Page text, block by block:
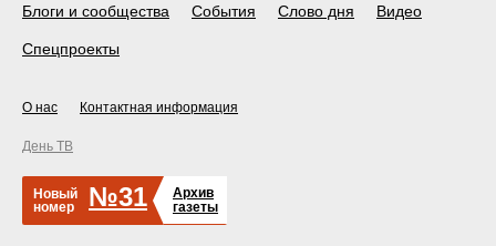
Блоги и сообщества События Слово дня Видео
Спецпроекты
О нас Контактная информация
День ТВ
Новый
номер
№31
Архив
газеты